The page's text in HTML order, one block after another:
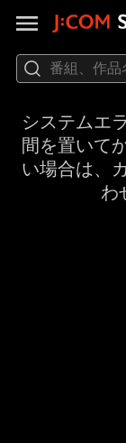
システムエ
間を置いて
い場合は、
わ